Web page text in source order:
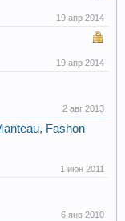
19 апр 2014
19 апр 2014
2 авг 2013
Fashon
1 июн 2011
6 янв 2010